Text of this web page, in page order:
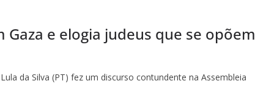
Gaza e elogia judeus que se opõem
da Silva (PT) fez um discurso contundente na Assembleia